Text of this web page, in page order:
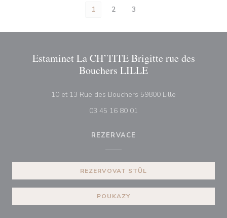
1 2 3
Estaminet La CH’TITE Brigitte rue des
Bouchers LILLE
10 et 13 Rue des Bouchers 59800 Lille
03 45 16 80 01
REZERVACE
REZERVOVAT STŮL
POUKAZY